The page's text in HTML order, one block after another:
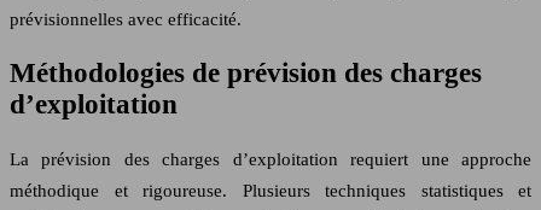
prévisionnelles avec efficacité.
Méthodologies de prévision des charges
d’exploitation
La prévision des charges d’exploitation requiert une approche
méthodique et rigoureuse. Plusieurs techniques statistiques et